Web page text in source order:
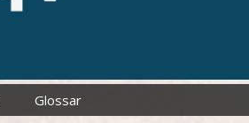
Glossar